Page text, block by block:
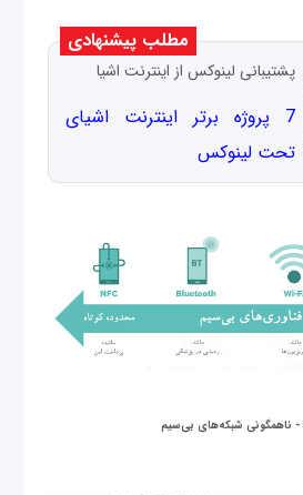
مطلب پیشنهادی
پشتیبانی لینوکس از اینترنت اشیا
7 پروژه برتر اینترنت اشیای
تحت لینوکس